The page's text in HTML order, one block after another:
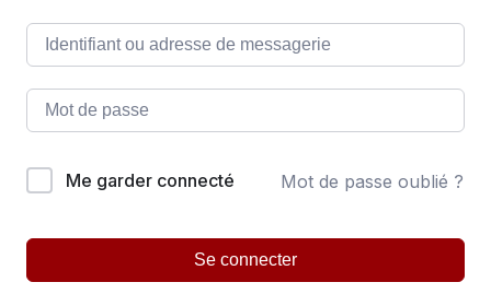
Me garder connecté Mot de passe oublié ?
Se connecter